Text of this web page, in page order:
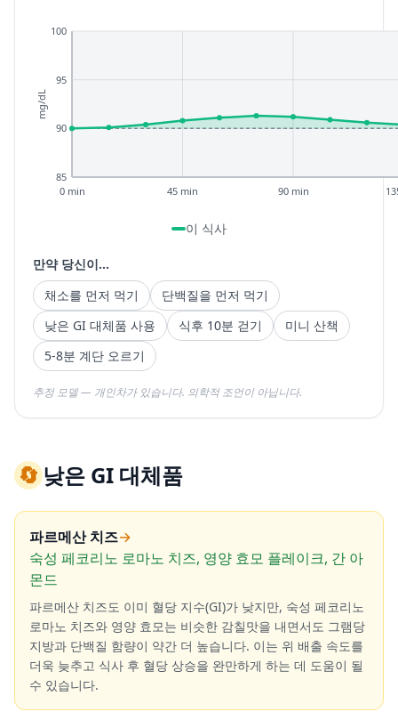
85
90
95
100
0 min 45 min 90 min
mg/dL
이 식사
만약 당신이...
채소를 먼저 먹기
단백질을 먼저 먹기
낮은 GI 대체품 사용
식후 10분 걷기
미니 산책
5-8분 계단 오르기
추정 모델 — 개인차가 있습니다. 의학적 조언이 아닙니다.
🔄낮은 GI 대체품
파르메산 치즈→
숙성 페코리노 로마노 치즈, 영양 효모 플레이크, 간 아
몬드
파르메산 치즈도 이미 혈당 지수(GI)가 낮지만, 숙성 페코리노
로마노 치즈와 영양 효모는 비슷한 감칠맛을 내면서도 그램당
지방과 단백질 함량이 약간 더 높습니다. 이는 위 배출 속도를
더욱 늦추고 식사 후 혈당 상승을 완만하게 하는 데 도움이 될
수 있습니다.